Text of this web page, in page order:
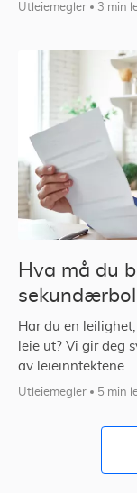
Utleiemegler 3 min
Hva må du
Har du en
leie ut? Vi gir deg
av leieinntektene.
Utleiemegler 5 min